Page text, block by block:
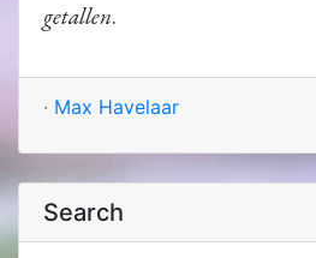
getallen.
· Max Havelaar
Search